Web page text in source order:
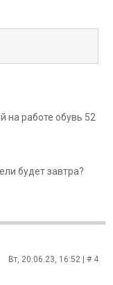
на работе обувь 52
будет завтра?
Вт, 20.06.23, 16:52 | # 4